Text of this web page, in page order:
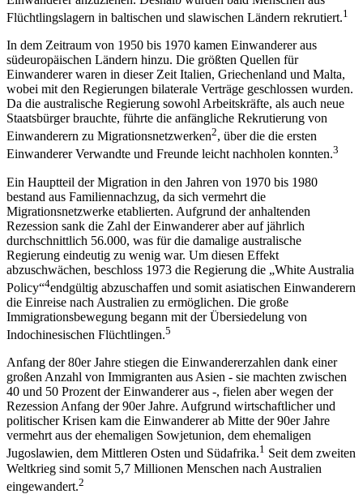
Flüchtlingslagern in baltischen und slawischen Ländern rekrutiert.1
In dem Zeitraum von 1950 bis 1970 kamen Einwanderer aus
südeuropäischen Ländern hinzu. Die größten Quellen für
Einwanderer waren in dieser Zeit Italien, Griechenland und Malta,
wobei mit den Regierungen bilaterale Verträge geschlossen wurden.
Da die australische Regierung sowohl Arbeitskräfte, als auch neue
Staatsbürger brauchte, führte die anfängliche Rekrutierung von
Einwanderern zu Migrationsnetzwerken2, über die die ersten
Einwanderer Verwandte und Freunde leicht nachholen konnten.3
Ein Hauptteil der Migration in den Jahren von 1970 bis 1980
bestand aus Familiennachzug, da sich vermehrt die
Migrationsnetzwerke etablierten. Aufgrund der anhaltenden
Rezession sank die Zahl der Einwanderer aber auf jährlich
durchschnittlich 56.000, was für die damalige australische
Regierung eindeutig zu wenig war. Um diesen Effekt
abzuschwächen, beschloss 1973 die Regierung die „White Australia
Policy“4endgültig abzuschaffen und somit asiatischen Einwanderern
die Einreise nach Australien zu ermöglichen. Die große
Immigrationsbewegung begann mit der Übersiedelung von
Indochinesischen Flüchtlingen.5
Anfang der 80er Jahre stiegen die Einwandererzahlen dank einer
großen Anzahl von Immigranten aus Asien - sie machten zwischen
40 und 50 Prozent der Einwanderer aus -, fielen aber wegen der
Rezession Anfang der 90er Jahre. Aufgrund wirtschaftlicher und
politischer Krisen kam die Einwanderer ab Mitte der 90er Jahre
vermehrt aus der ehemaligen Sowjetunion, dem ehemaligen
Jugoslawien, dem Mittleren Osten und Südafrika.1 Seit dem zweiten
Weltkrieg sind somit 5,7 Millionen Menschen nach Australien
eingewandert.2